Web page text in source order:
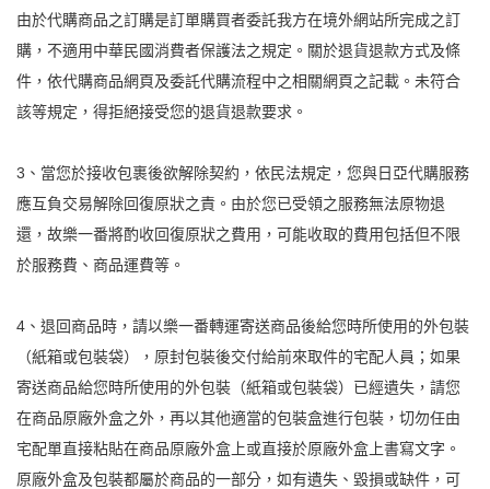
由於代購商品之訂購是訂單購買者委託我方在境外網站所完成之訂
購，不適用中華民國消費者保護法之規定。關於退貨退款方式及條
件，依代購商品網頁及委託代購流程中之相關網頁之記載。未符合
該等規定，得拒絕接受您的退貨退款要求。
3、當您於接收包裹後欲解除契約，依民法規定，您與日亞代購服務
應互負交易解除回復原狀之責。由於您已受領之服務無法原物退
還，故樂一番將酌收回復原狀之費用，可能收取的費用包括但不限
於服務費、商品運費等。
4、退回商品時，請以樂一番轉運寄送商品後給您時所使用的外包裝
（紙箱或包裝袋），原封包裝後交付給前來取件的宅配人員；如果
寄送商品給您時所使用的外包裝（紙箱或包裝袋）已經遺失，請您
在商品原廠外盒之外，再以其他適當的包裝盒進行包裝，切勿任由
宅配單直接粘貼在商品原廠外盒上或直接於原廠外盒上書寫文字。
原廠外盒及包裝都屬於商品的一部分，如有遺失、毀損或缺件，可